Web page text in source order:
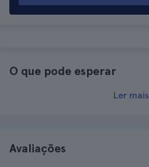
O que pode esperar
Ler mais
Avaliações